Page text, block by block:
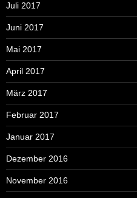
Juli 2017
Juni 2017
Mai 2017
April 2017
März 2017
Februar 2017
Januar 2017
Dezember 2016
November 2016